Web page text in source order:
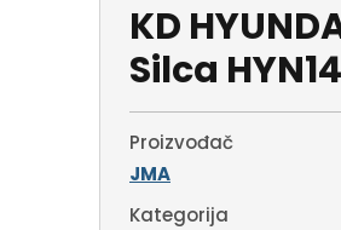
KD
Silca
Proizvođač
JMA
Kategorija